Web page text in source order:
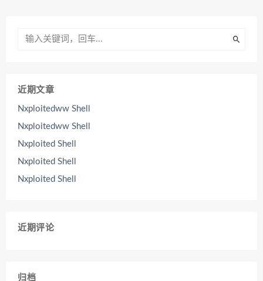
近期文章
Nxploitedww Shell
Nxploitedww Shell
Nxploited Shell
Nxploited Shell
Nxploited Shell
近期评论
归档